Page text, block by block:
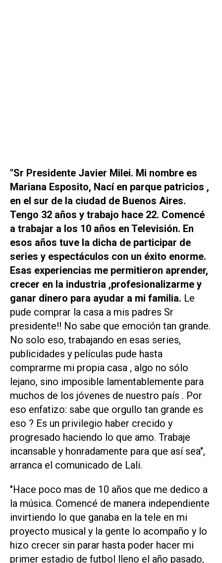
"Sr Presidente Javier Milei. Mi nombre es
Mariana Esposito, Nací en parque patricios ,
en el sur de la ciudad de Buenos Aires.
Tengo 32 años y trabajo hace 22. Comencé
a trabajar a los 10 años en Televisión. En
esos años tuve la dicha de participar de
series y espectáculos con un éxito enorme.
Esas experiencias me permitieron aprender,
crecer en la industria ,profesionalizarme y
ganar dinero para ayudar a mi familia. Le
pude comprar la casa a mis padres Sr
presidente!! No sabe que emoción tan grande.
No solo eso, trabajando en esas series,
publicidades y películas pude hasta
comprarme mi propia casa , algo no sólo
lejano, sino imposible lamentablemente para
muchos de los jóvenes de nuestro país . Por
eso enfatizo: sabe que orgullo tan grande es
eso ? Es un privilegio haber crecido y
progresado haciendo lo que amo. Trabaje
incansable y honradamente para que así sea",
arranca el comunicado de Lali.
"Hace poco mas de 10 años que me dedico a
la música. Comencé de manera independiente
invirtiendo lo que ganaba en la tele en mi
proyecto musical y la gente lo acompaño y lo
hizo crecer sin parar hasta poder hacer mi
primer estadio de futbol lleno el año pasado,